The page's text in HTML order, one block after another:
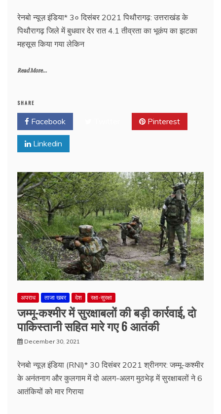
रेनबो न्यूज़ इंडिया* 3० दिसंबर 2021 पिथौरागढ़: उत्तराखंड के
पिथौरागढ़ जिले में बुधवार देर रात 4.1 तीव्रता का भूकंप का झटका
महसूस किया गया लेकिन
Read More...
SHARE
Facebook Pinterest
Linkedin
अपराध ताजा खबर देश रक्षा-सुरक्षा
जम्मू-कश्मीर में सुरक्षाबलों की बड़ी कार्रवाई, दो
पाकिस्तानी सहित मारे गए 6 आतंकी
December 30, 2021
रेनबो न्यूज़ इंडिया (RNI)* 30 दिसंबर 2021 श्रीनगर: जम्मू-कश्मीर
के अनंतनाग और कुलगाम में दो अलग-अलग मुठभेड़ में सुरक्षाबलों ने 6
आतंकियों को मार गिराया